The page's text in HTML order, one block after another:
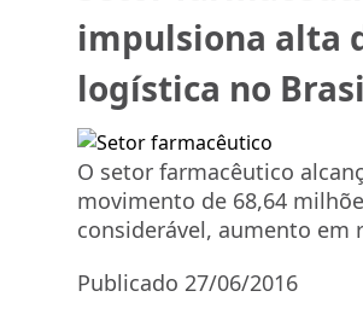
impulsiona alta
logística no
O setor farmacêutico
movimento de 68,64
considerável, aumento em
Publicado 27/06/2016